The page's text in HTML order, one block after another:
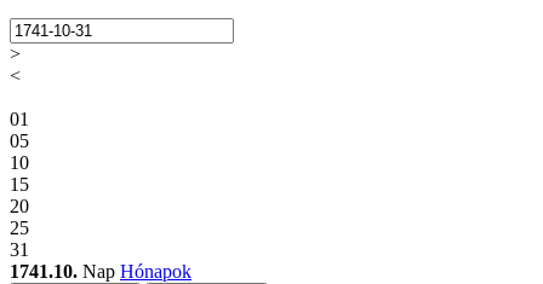
>
<
01
05
10
15
20
25
31
1741.10. Nap Hónapok